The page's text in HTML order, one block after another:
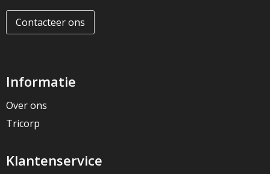
Contacteer ons
Informatie
Over ons
Tricorp
Klantenservice